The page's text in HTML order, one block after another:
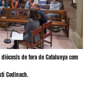
de fora de Catalunya com
Codinach.